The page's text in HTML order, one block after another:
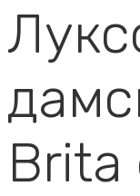
Brita